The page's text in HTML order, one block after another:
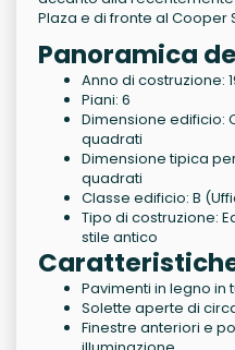
Plaza e di fronte al Cooper
Panoramica
Anno di costruzione:
Piani: 6
Dimensione edificio:
quadrati
Dimensione tipica
quadrati
Classe edificio: B
Tipo di costruzione:
stile antico
Pavimenti in legno in
Solette aperte di
Finestre anteriori e